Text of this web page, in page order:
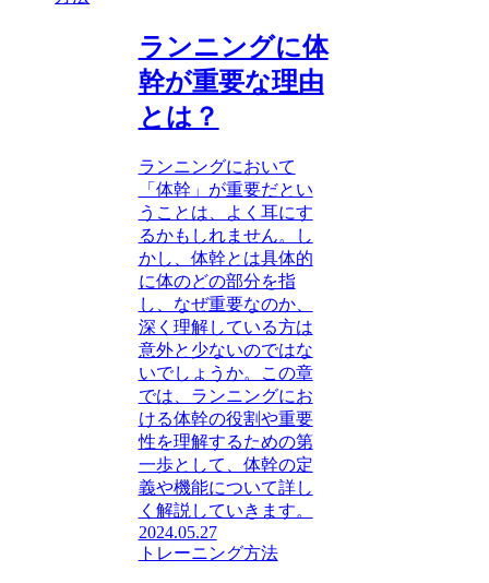
ランニングに体
幹が重要な理由
とは？
ランニングにおいて
「体幹」が重要だとい
うことは、よく耳にす
るかもしれません。し
かし、体幹とは具体的
に体のどの部分を指
し、なぜ重要なのか、
深く理解している方は
意外と少ないのではな
いでしょうか。この章
では、ランニングにお
ける体幹の役割や重要
性を理解するための第
一歩として、体幹の定
義や機能について詳し
く解説していきます。
2024.05.27
トレーニング方法